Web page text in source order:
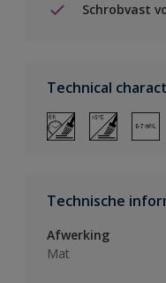
Schrobvast
Technical
Technische
Afwerking
Mat